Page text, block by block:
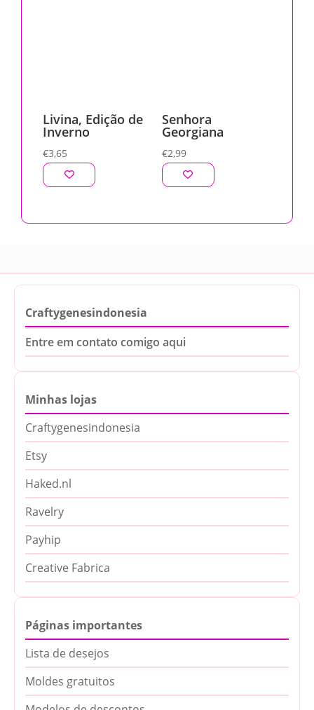
Livina, Edição de
Inverno
€3,65
Senhora
Georgiana
€2,99
Craftygenesindonesia
Entre em contato comigo aqui
Minhas lojas
Craftygenesindonesia
Etsy
Haked.nl
Ravelry
Payhip
Creative Fabrica
Páginas importantes
Lista de desejos
Moldes gratuitos